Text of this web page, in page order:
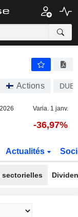
Actions
Varia. 1 janv.
-36,97%
Actualités
sectorielles